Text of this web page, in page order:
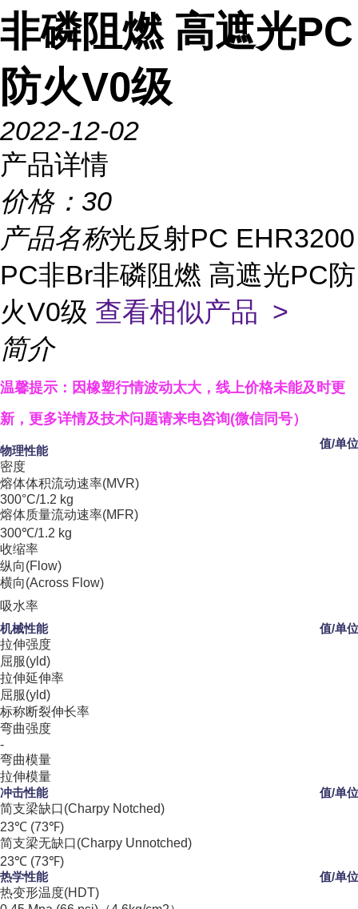
非磷阻燃 高遮光PC
防火V0级
2022-12-02
产品详情
价格： 30
产品名称光反射PC EHR3200
PC非Br非磷阻燃 高遮光PC防
火V0级 查看相似产品 >
简介
温馨提示：因橡塑行情波动太大，线上价格未能及时更
新，更多详情及技术问题请来电咨询(微信同号）
物理性能
值/单位
密度
熔体体积流动速率(MVR)
300°C/1.2 kg
熔体质量流动速率(MFR)
300℃/1.2 kg
收缩率
纵向(Flow)
横向(Across Flow)
吸水率
机械性能
值/单位
拉伸强度
屈服(yld)
拉伸延伸率
屈服(yld)
标称断裂伸长率
弯曲强度
-
弯曲模量
拉伸模量
冲击性能
值/单位
简支梁缺口(Charpy Notched)
23℃ (73℉)
简支梁无缺口(Charpy Unnotched)
23℃ (73℉)
热学性能
值/单位
热变形温度(HDT)